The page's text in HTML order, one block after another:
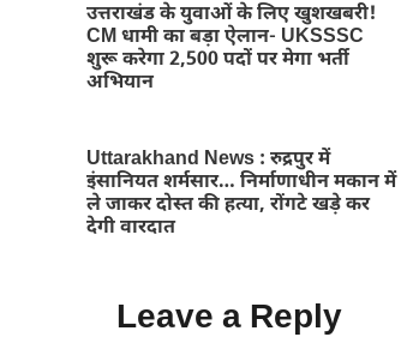
उत्तराखंड के युवाओं के लिए खुशखबरी!
CM धामी का बड़ा ऐलान- UKSSSC
शुरू करेगा 2,500 पदों पर मेगा भर्ती
अभियान
Uttarakhand News : रुद्रपुर में
इंसानियत शर्मसार… निर्माणाधीन मकान में
ले जाकर दोस्त की हत्या, रोंगटे खड़े कर
देगी वारदात
Leave a Reply